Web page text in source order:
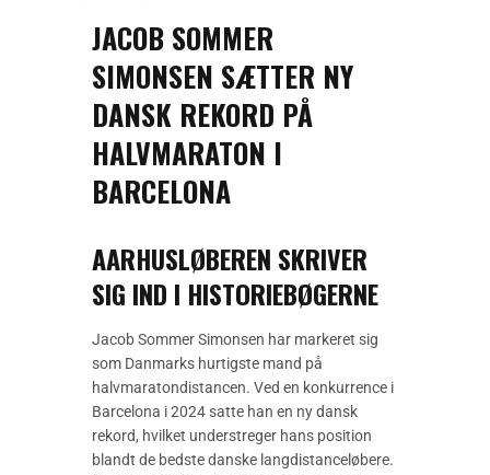
JACOB SOMMER
SIMONSEN SÆTTER NY
DANSK REKORD PÅ
HALVMARATON I
BARCELONA
AARHUSLØBEREN SKRIVER
SIG IND I HISTORIEBØGERNE
Jacob Sommer Simonsen har markeret sig
som Danmarks hurtigste mand på
halvmaratondistancen. Ved en konkurrence i
Barcelona i 2024 satte han en ny dansk
rekord, hvilket understreger hans position
blandt de bedste danske langdistanceløbere.